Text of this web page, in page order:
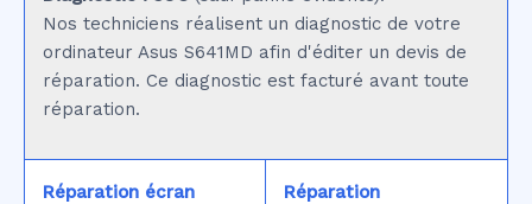
Nos techniciens réalisent un diagnostic de votre
ordinateur Asus S641MD afin d'éditer un devis de
réparation. Ce diagnostic est facturé avant toute
réparation.
Réparation écran
Réparation